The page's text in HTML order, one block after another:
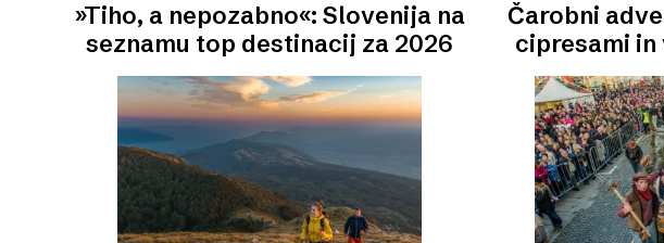
»Tiho, a nepozabno«: Slovenija na
seznamu top destinacij za 2026
Čarobni
cipresami